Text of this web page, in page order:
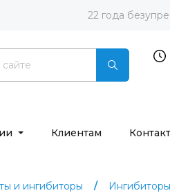
22 года
Клиентам
и ингибиторы Ингибиторы